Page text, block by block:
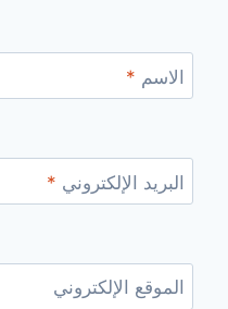
الاسم *
البريد الإلكتروني *
الموقع الإلكتروني